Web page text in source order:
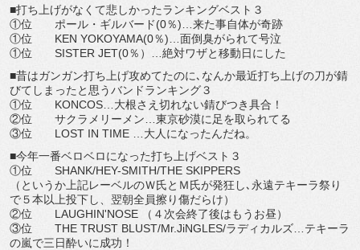
■打ち上げがなくて悲しかったランキングベスト３
①位 ポール・ギルバード(0％)…来た事自体が奇跡
①位 KEN YOKOYAMA(0％)…面倒臭がられて号泣
①位 SISTER JET(0％）…絶対ワザと移動日にした
■昔はガンガン打ち上げ攻めてたのに､なんか最近打ち上げの刀が錆
びてしまったと思うバンドランキング３
①位 KONCOS…大根さえ切れない錆びつき具合！
②位 サクラメリーメン…東京砂漠に足を取られてる
③位 LOST IN TIME …大人になったんだね。
■今年一番ベロベロになった打ち上げベスト３
①位 SHANK/HEY-SMITH/THE SKIPPERS
（というか上記レーベルのＷ氏とＭ氏が発狂し､永遠テキーラ祭り
で５本以上投下し、翌朝全員擦り傷だらけ）
②位 LAUGHIN'NOSE （４次会終了後はもうお昼）
③位 THE TRUST BLUST/Mr.JiNGLES/ラディカルズ…テキーラ
の嵐で三日酔いに成功！